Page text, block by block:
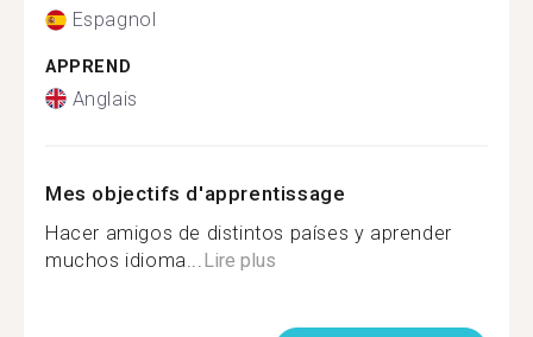
Espagnol
APPREND
Anglais
Mes objectifs d'apprentissage
Hacer amigos de distintos países y aprender
muchos idioma... Lire plus